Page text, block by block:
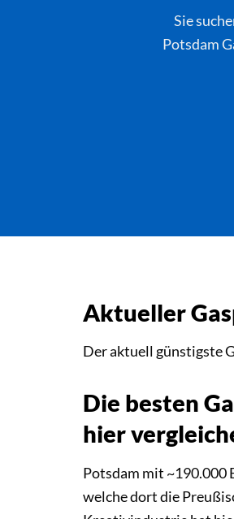
Sie
Potsdam
Aktueller
Der aktuell günstigste
Die besten
hier
Potsdam mit ~190.000
welche dort die